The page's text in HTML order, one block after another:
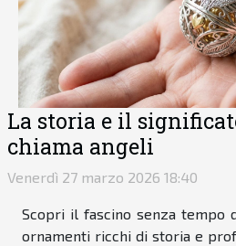
La storia e il
chiama angeli
Venerdì 27 marzo 2026 18:40
Scopri il fascino senza tempo
ornamenti ricchi di storia e